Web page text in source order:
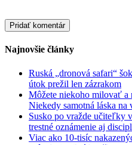
Najnovšie články
Ruská „dronová safari“
útok prežil len zázrakom
Môžete niekoho milovať a
Niekedy samotná láska na
Susko po vražde učiteľky
trestné oznámenie aj
Viac ako 10-tisíc